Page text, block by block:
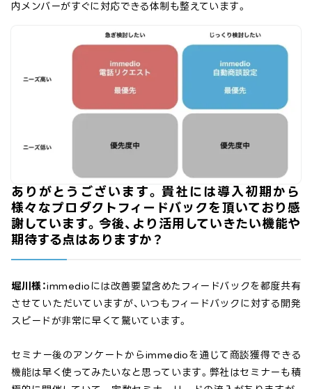
内メンバーがすぐに対応できる体制も整えています。
ありがとうございます。貴社には導入初期から
様々なプロダクトフィードバックを頂いており感
謝しています。今後、より活用していきたい機能や
期待する点はありますか？
堀川様：immedioには改善要望含めたフィードバックを都度共有
させていただいていますが、いつもフィードバックに対する開発
スピードが非常に早くて驚いています。
セミナー後のアンケートからimmedioを通じて商談獲得できる
機能は早く使ってみたいなと思っています。弊社はセミナーも積